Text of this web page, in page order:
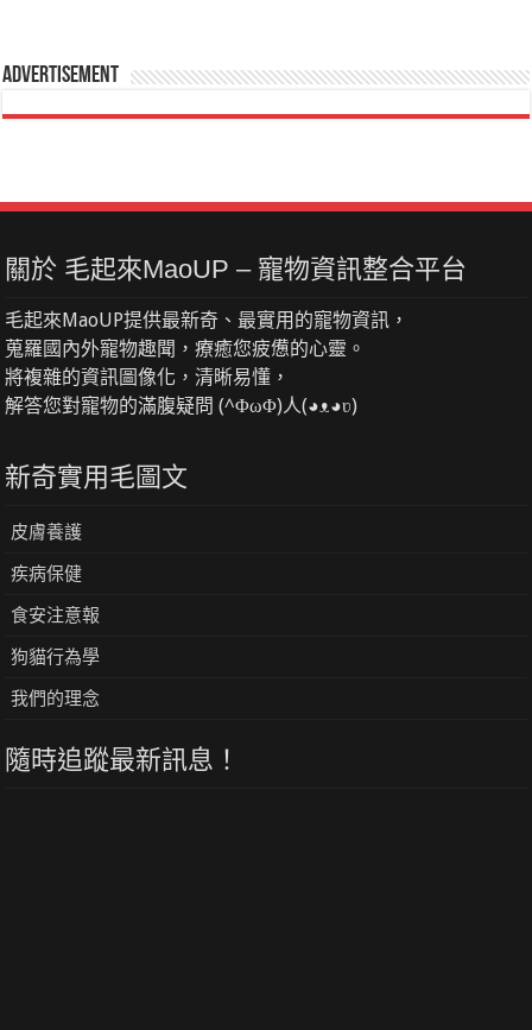
Advertisement
關於 毛起來MaoUP – 寵物資訊整合平台
毛起來MaoUP提供最新奇、最實用的寵物資訊，
蒐羅國內外寵物趣聞，療癒您疲憊的心靈。
將複雜的資訊圖像化，清晰易懂，
解答您對寵物的滿腹疑問 (^ΦωΦ)人(◕ᴥ◕ʋ)
新奇實用毛圖文
皮膚養護
疾病保健
食安注意報
狗貓行為學
我們的理念
隨時追蹤最新訊息！